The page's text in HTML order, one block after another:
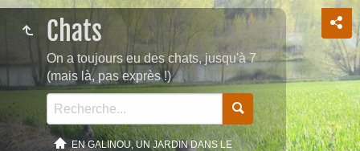
Chats
On a toujours eu des chats, jusqu'à 7
(mais là, pas exprès !)
EN GALINOU, UN JARDIN DANS LE